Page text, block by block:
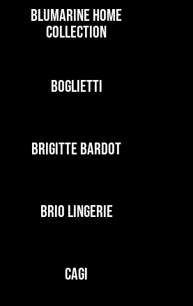
BLUMARINE HOME
COLLECTION
BOGLIETTI
BRIGITTE BARDOT
BRIO LINGERIE
CAGI